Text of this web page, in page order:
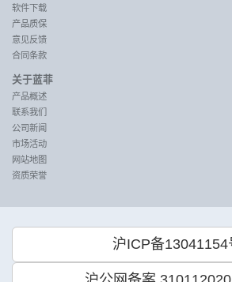
软件下载
产品质保
意见反馈
合同条款
关于蓝菲
产品概述
联系我们
公司新闻
市场活动
网站地图
资质荣誉
沪ICP备13041154